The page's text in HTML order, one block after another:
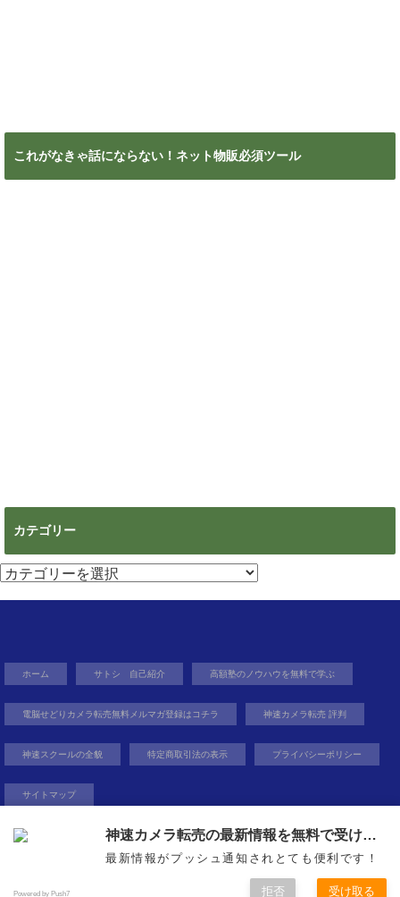
稼ぐ力を身に着け自由を得るという生き方
ゴ
ー
ホーム サトシ 自己紹介
購読する 購読する
神速カメラ転売の最新情報を無料で受け取ろう
最新情報がプッシュ通知されとても便利です！
Powered by Push7 拒否 受け取る